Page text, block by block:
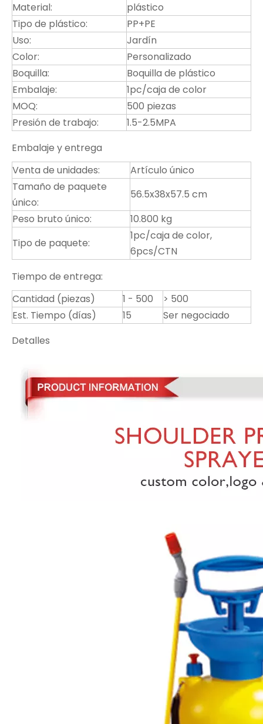
Material:
plástico
Tipo de plástico:
PP+PE
Uso:
Jardín
Color:
Personalizado
Boquilla:
Boquilla de plástico
Embalaje:
1pc/caja de color
MOQ:
500 piezas
Presión de trabajo:
1.5-2.5MPA
Embalaje y entrega
Venta de unidades:
Artículo único
Tamaño de paquete
único:
56.5x38x57.5 cm
Peso bruto único:
10.800 kg
Tipo de paquete:
1pc/caja de color,
6pcs/CTN
Tiempo de entrega:
Cantidad (piezas)
1 - 500
> 500
Est. Tiempo (días)
15
Ser negociado
Detalles